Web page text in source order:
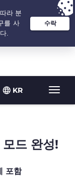
KR
탐
색
2.19 /개월
드 완성!
포함